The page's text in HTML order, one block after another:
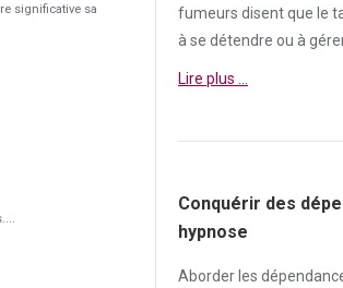
significative sa
fumeurs disent que le
à se détendre ou à
Lire plus …
Conquérir des
hypnose
Aborder les